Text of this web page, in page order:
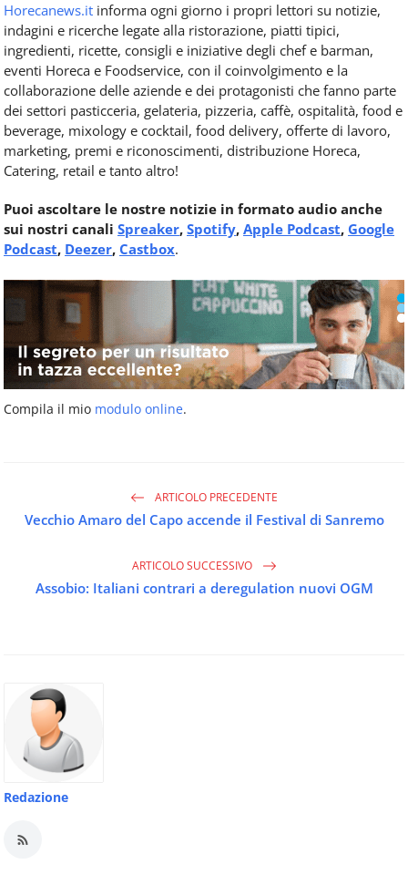
Horecanews.it informa ogni giorno i propri lettori su notizie,
indagini e ricerche legate alla ristorazione, piatti tipici,
ingredienti, ricette, consigli e iniziative degli chef e barman,
eventi Horeca e Foodservice, con il coinvolgimento e la
collaborazione delle aziende e dei protagonisti che fanno parte
dei settori pasticceria, gelateria, pizzeria, caffè, ospitalità, food e
beverage, mixology e cocktail, food delivery, offerte di lavoro,
marketing, premi e riconoscimenti, distribuzione Horeca,
Catering, retail e tanto altro!
Puoi ascoltare le nostre notizie in formato audio anche
sui nostri canali Spreaker, Spotify, Apple Podcast, Google
Podcast, Deezer, Castbox.
Compila il mio modulo online.
ARTICOLO PRECEDENTE
Vecchio Amaro del Capo accende il Festival di Sanremo
ARTICOLO SUCCESSIVO
Assobio: Italiani contrari a deregulation nuovi OGM
Redazione